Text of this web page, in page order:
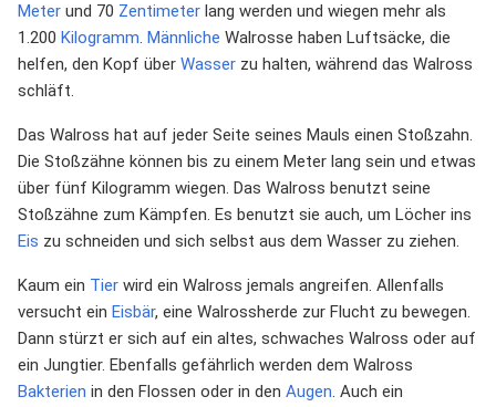
Meter und 70 Zentimeter lang werden und wiegen mehr als
1.200 Kilogramm. Männliche Walrosse haben Luftsäcke, die
helfen, den Kopf über Wasser zu halten, während das Walross
schläft.
Das Walross hat auf jeder Seite seines Mauls einen Stoßzahn.
Die Stoßzähne können bis zu einem Meter lang sein und etwas
über fünf Kilogramm wiegen. Das Walross benutzt seine
Stoßzähne zum Kämpfen. Es benutzt sie auch, um Löcher ins
Eis zu schneiden und sich selbst aus dem Wasser zu ziehen.
Kaum ein Tier wird ein Walross jemals angreifen. Allenfalls
versucht ein Eisbär, eine Walrossherde zur Flucht zu bewegen.
Dann stürzt er sich auf ein altes, schwaches Walross oder auf
ein Jungtier. Ebenfalls gefährlich werden dem Walross
Bakterien in den Flossen oder in den Augen. Auch ein